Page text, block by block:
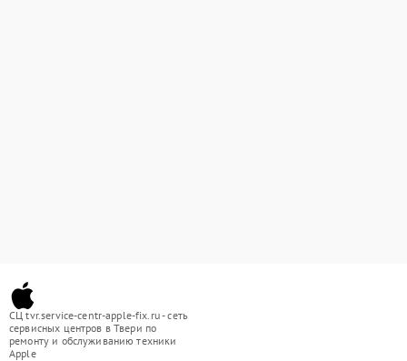
СЦ tvr.service-centr-apple-fix.ru - сеть
сервисных центров в Твери по
ремонту и обслуживанию техники
Apple